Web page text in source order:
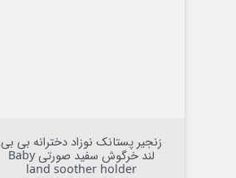
زنجیر پستانک نوزاد دخترانه بی بی
لند خرگوش سفید صورتی Baby
land soother holder